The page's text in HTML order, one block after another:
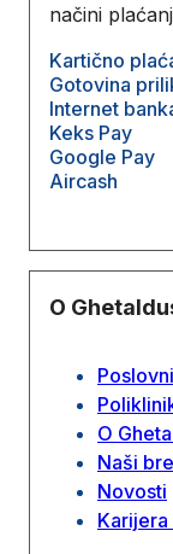
načini
Kartično
Gotovina
Internet
Keks Pay
Google Pay
Aircash
O
O
Naši
Novosti
Karijera